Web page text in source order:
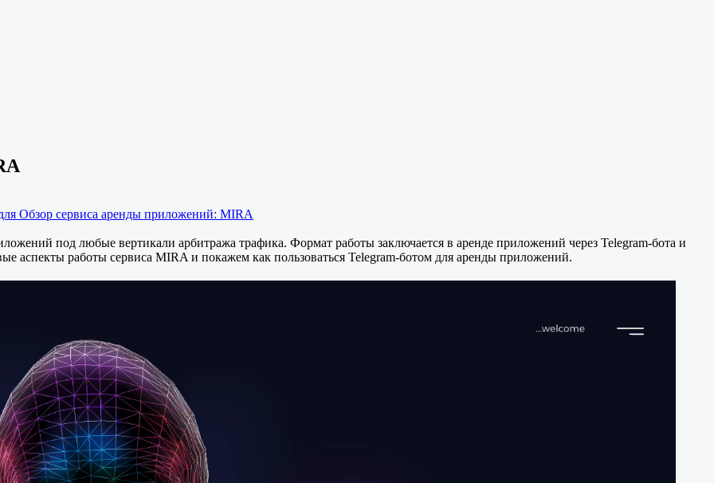
Обзор сервиса аренды приложений: MIRA
под любые вертикали арбитража трафика. Формат работы заключается в аренде приложений через Telegram-бота и
аспекты работы сервиса MIRA и покажем как пользоваться Telegram-ботом для аренды приложений.